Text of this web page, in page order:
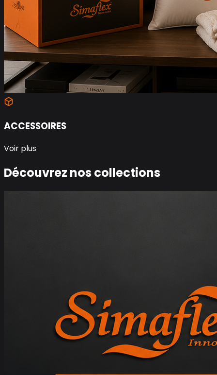
ACCESSOIRES
Voir plus
Découvrez nos collections